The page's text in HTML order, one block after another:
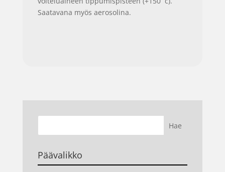
Saatavana myös aerosolina.
Päävalikko